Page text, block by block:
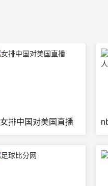
女排中国对美国直播